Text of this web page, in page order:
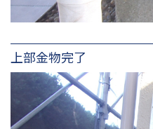
上部金物完了